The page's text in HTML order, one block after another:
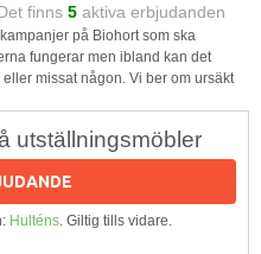
finns 5 aktiva erbjudanden
på Biohort som ska
fungerar men ibland kan det
missat någon. Vi ber om ursäkt
utställningsmöbler
Hulténs. Giltig tills vidare.